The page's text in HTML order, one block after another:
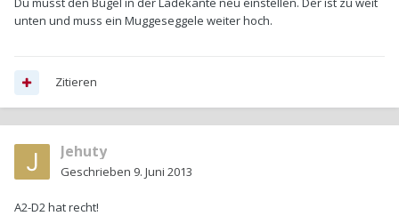
unten und muss ein Muggeseggele weiter hoch.
Zitieren
Jehuty
Geschrieben 9. Juni 2013
A2-D2 hat recht!